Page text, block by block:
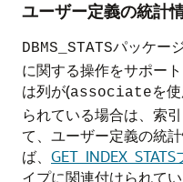
ユーザー定義の統計
DBMS_STATSパッケー
に関する操作をサポー
は列が(associateを
られている場合は、索
て、ユーザー定義の統
ば、
イプに関連付けられて